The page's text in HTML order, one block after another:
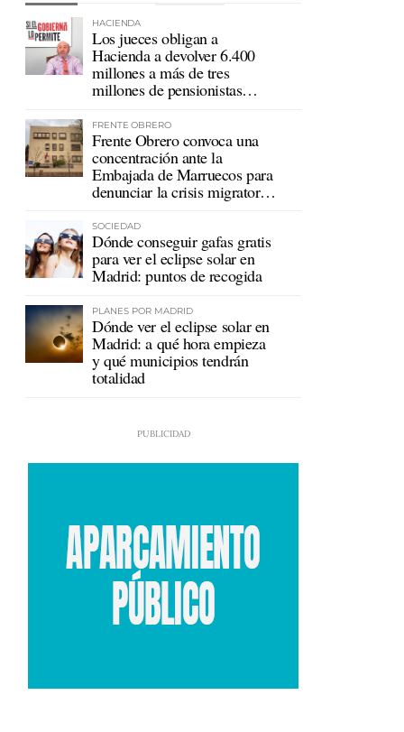
HACIENDA
Los jueces obligan a
Hacienda a devolver 6.400
millones a más de tres
millones de pensionistas
FRENTE OBRERO
Frente Obrero convoca una
concentración ante la
Embajada de Marruecos para
denunciar la crisis migratoria
SOCIEDAD
Dónde conseguir gafas gratis
para ver el eclipse solar en
Madrid: puntos de recogida
PLANES POR MADRID
Dónde ver el eclipse solar en
Madrid: a qué hora empieza
y qué municipios tendrán
totalidad